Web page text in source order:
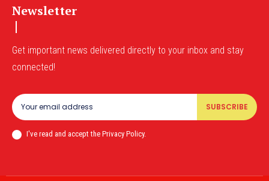
Newsletter
Get important news delivered directly to your inbox and stay
connected!
SUBSCRIBE
I've read and accept the Privacy Policy.